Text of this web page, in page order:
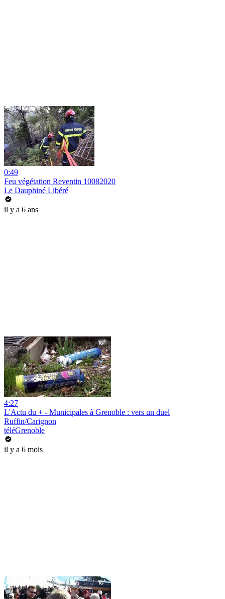
0:49
Feu végétation Reventin 10082020
Le Dauphiné Libéré
il y a 6 ans
4:27
L'Actu du + - Municipales à Grenoble : vers un duel
Ruffin/Carignon
téléGrenoble
il y a 6 mois